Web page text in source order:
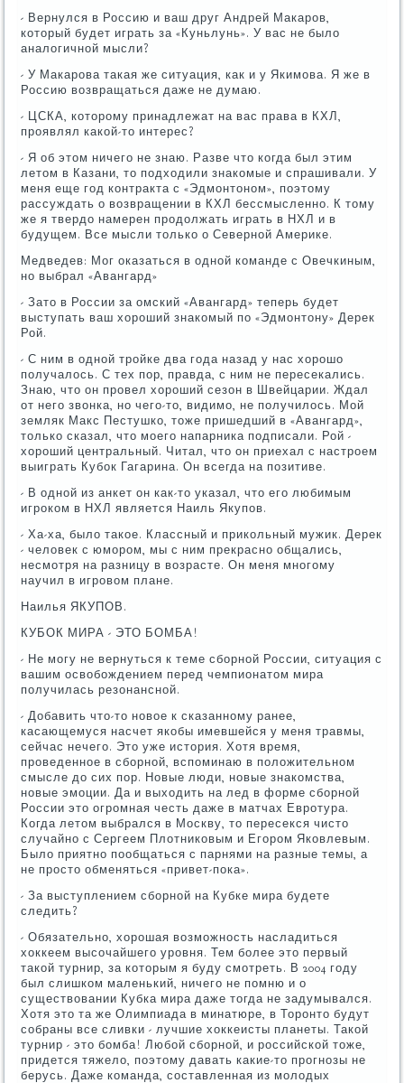
- Вернулся в Россию и ваш друг Андрей Макаров,
который будет играть за «Куньлунь». У вас не было
аналогичной мысли?
- У Макарова такая же ситуация, как и у Якимова. Я же в
Россию возвращаться даже не думаю.
- ЦСКА, которому принадлежат на вас права в КХЛ,
проявлял какой-то интерес?
- Я об этом ничего не знаю. Разве что когда был этим
летом в Казани, то подходили знакомые и спрашивали. У
меня еще год контракта с «Эдмонтоном», поэтому
рассуждать о возвращении в КХЛ бессмысленно. К тому
же я твердо намерен продолжать играть в НХЛ и в
будущем. Все мысли только о Северной Америке.
Медведев: Мог оказаться в одной команде с Овечкиным,
но выбрал «Авангард»
- Зато в России за омский «Авангард» теперь будет
выступать ваш хороший знакомый по «Эдмонтону» Дерек
Рой.
- С ним в одной тройке два года назад у нас хорошо
получалось. С тех пор, правда, с ним не пересекались.
Знаю, что он провел хороший сезон в Швейцарии. Ждал
от него звонка, но чего-то, видимо, не получилось. Мой
земляк Макс Пестушко, тоже пришедший в «Авангард»,
только сказал, что моего напарника подписали. Рой -
хороший центральный. Читал, что он приехал с настроем
выиграть Кубок Гагарина. Он всегда на позитиве.
- В одной из анкет он как-то указал, что его любимым
игроком в НХЛ является Наиль Якупов.
- Ха-ха, было такое. Классный и прикольный мужик. Дерек
- человек с юмором, мы с ним прекрасно общались,
несмотря на разницу в возрасте. Он меня многому
научил в игровом плане.
Наилья ЯКУПОВ.
КУБОК МИРА - ЭТО БОМБА!
- Не могу не вернуться к теме сборной России, ситуация с
вашим освобождением перед чемпионатом мира
получилась резонансной.
- Добавить что-то новое к сказанному ранее,
касающемуся насчет якобы имевшейся у меня травмы,
сейчас нечего. Это уже история. Хотя время,
проведенное в сборной, вспоминаю в положительном
смысле до сих пор. Новые люди, новые знакомства,
новые эмоции. Да и выходить на лед в форме сборной
России это огромная честь даже в матчах Евротура.
Когда летом выбрался в Москву, то пересекся чисто
случайно с Сергеем Плотниковым и Егором Яковлевым.
Было приятно пообщаться с парнями на разные темы, а
не просто обменяться «привет-пока».
- За выступлением сборной на Кубке мира будете
следить?
- Обязательно, хорошая возможность насладиться
хоккеем высочайшего уровня. Тем более это первый
такой турнир, за которым я буду смотреть. В 2004 году
был слишком маленький, ничего не помню и о
существовании Кубка мира даже тогда не задумывался.
Хотя это та же Олимпиада в минатюре, в Торонто будут
собраны все сливки - лучшие хоккеисты планеты. Такой
турнир - это бомба! Любой сборной, и российской тоже,
придется тяжело, поэтому давать какие-то прогнозы не
берусь. Даже команда, составленная из молодых